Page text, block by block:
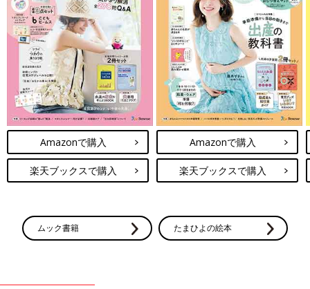
Amazonで購入
楽天ブックスで購入
Amazonで購入
楽天ブックスで購入
ムック書籍 たまひよの絵本